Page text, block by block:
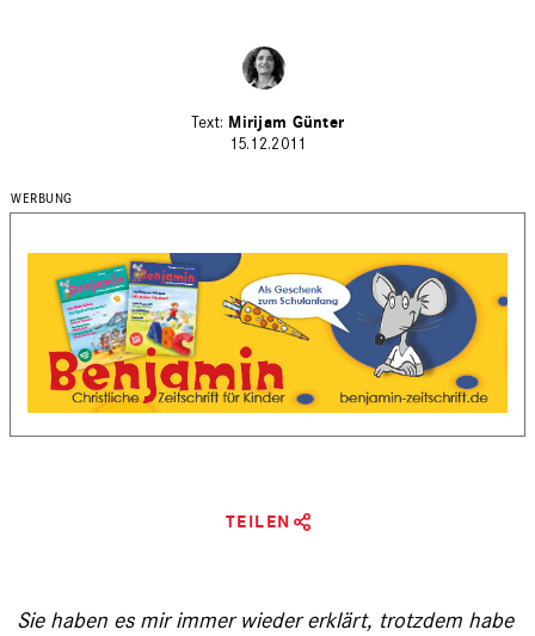
Mirijam Günter
15.12.2011
TEILEN
Sie haben es mir immer wieder erklärt, trotzdem habe